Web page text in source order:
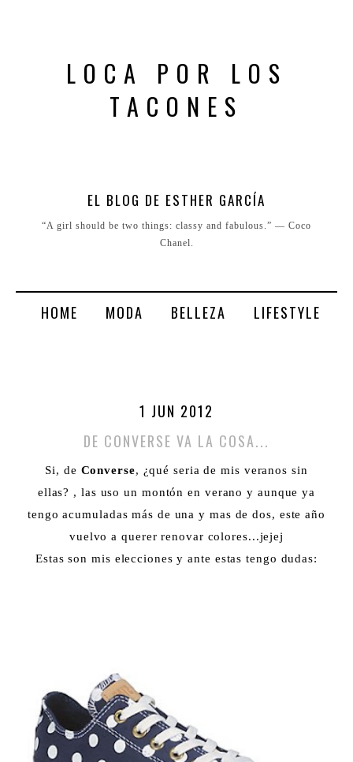
LOCA POR LOS
TACONES
EL BLOG DE ESTHER GARCÍA
“A girl should be two things: classy and fabulous.” ― Coco
Chanel.
HOME MODA BELLEZA LIFESTYLE
1 JUN 2012
DE CONVERSE VA LA COSA...
Si, de Converse, ¿qué seria de mis veranos sin
ellas? , las uso un montón en verano y aunque ya
tengo acumuladas más de una y mas de dos, este año
vuelvo a querer renovar colores...jejej
Estas son mis elecciones y ante estas tengo dudas: